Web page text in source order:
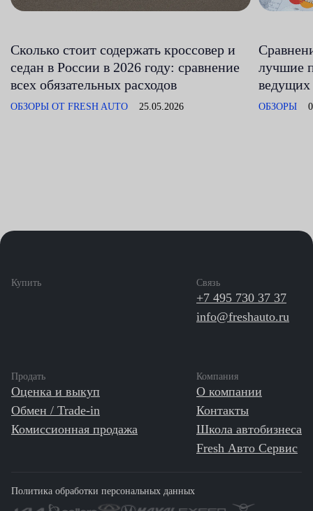
Сколько стоит содержать кроссовер и
седан в России в 2026 году: сравнение
всех обязательных расходов
ОБЗОРЫ ОТ FRESH AUTO 25.05.2026
лучшие
ведущих
ОБЗОРЫ
Купить
Продать
Оценка и выкуп
Обмен / Trade-in
Комиссионная продажа
Компания
О компании
Контакты
Школа автобизнеса
Fresh Авто Сервис
Связь
+7 495 730 37 37
info@freshauto.ru
Политика обработки персональных данных